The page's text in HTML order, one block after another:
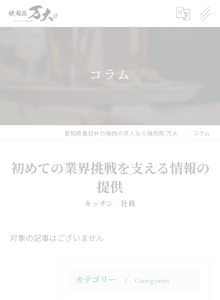
コラム
愛知県春日井の焼肉の求人なら焼肉苑 万大 コラム
初めての業界挑戦を支える情報の
提供
キッチン 社員
対象の記事はございません
カテゴリー Categories